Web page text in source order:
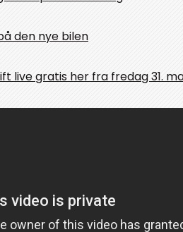
den nye bilen
live gratis her fra fredag 31.